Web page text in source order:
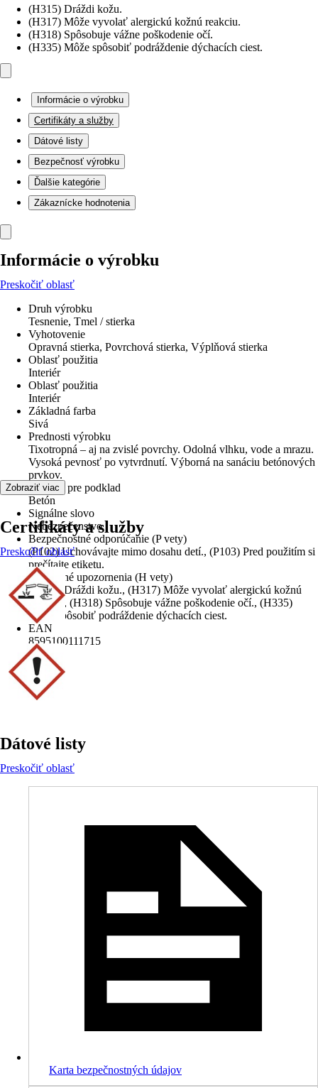
(H315) Dráždi kožu.
(H317) Môže vyvolať alergickú kožnú reakciu.
(H318) Spôsobuje vážne poškodenie očí.
(H335) Môže spôsobiť podráždenie dýchacích ciest.
Informácie o výrobku
Certifikáty a služby
Dátové listy
Bezpečnosť výrobku
Ďalšie kategórie
Zákaznícke hodnotenia
Informácie o výrobku
Preskočiť oblasť
Druh výrobku
Tesnenie, Tmel / stierka
Vyhotovenie
Opravná stierka, Povrchová stierka, Výplňová stierka
Oblasť použitia
Interiér
Oblasť použitia
Interiér
Základná farba
Sivá
Prednosti výrobku
Tixotropná – aj na zvislé povrchy. Odolná vlhku, vode a mrazu.
Vysoká pevnosť po vytvrdnutí. Výborná na sanáciu betónových
prvkov.
Vhodné pre podklad
Betón
Signálne slovo
Nebezpečenstvo
Bezpečnostné odporúčanie (P vety)
(P102) Uchovávajte mimo dosahu detí., (P103) Pred použitím si
prečítajte etiketu.
Výstražné upozornenia (H vety)
(H315) Dráždi kožu., (H317) Môže vyvolať alergickú kožnú
reakciu., (H318) Spôsobuje vážne poškodenie očí., (H335)
Môže spôsobiť podráždenie dýchacích ciest.
EAN
8595100111715
Zobraziť viac
Certifikáty a služby
Preskočiť oblasť
Dátové listy
Preskočiť oblasť
Karta bezpečnostných údajov